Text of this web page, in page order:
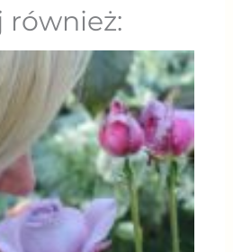
również: